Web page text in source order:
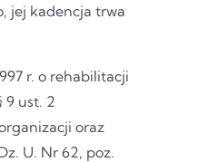
jej kadencja trwa
r. o rehabilitacji
9 ust. 2
oraz
U. Nr 62, poz.